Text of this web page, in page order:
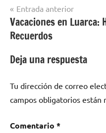
Navegación
de
entradas
Entrada anterior
Vacaciones en Luarca:
Recuerdos
Deja una respuesta
Tu dirección de correo
campos obligatorios están
Comentario *